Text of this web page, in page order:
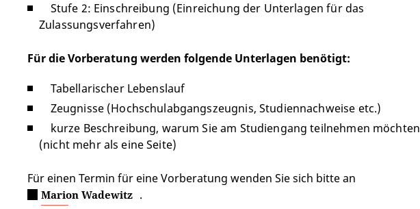
Stufe 2: Einschreibung (Einreichung der Unterlagen für das
Zulassungsverfahren)
Für die Vorberatung werden folgende Unterlagen benötigt:
Tabellarischer Lebenslauf
Zeugnisse (Hochschulabgangszeugnis, Studiennachweise etc.)
kurze Beschreibung, warum Sie am Studiengang teilnehmen möchten
(nicht mehr als eine Seite)
Für einen Termin für eine Vorberatung wenden Sie sich bitte an
Marion Wadewitz .